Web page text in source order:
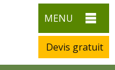
MENU
Devis gratuit